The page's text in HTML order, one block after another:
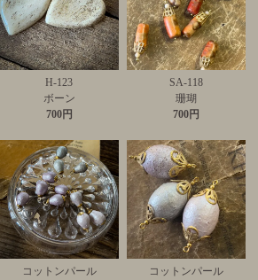
H-123
ボーン
700円
SA-118
珊瑚
700円
コットンパール
コットンパール